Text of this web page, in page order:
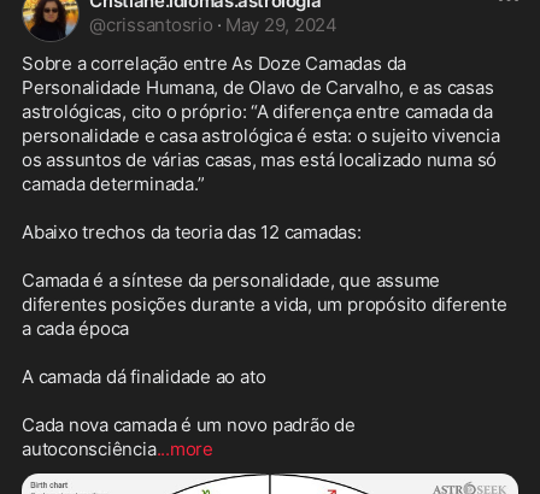
@crissantosrio · May 29, 2024
Sobre a correlação entre As Doze Camadas da
Personalidade Humana, de Olavo de Carvalho, e as casas
astrológicas, cito o próprio: “A diferença entre camada da
personalidade e casa astrológica é esta: o sujeito vivencia
os assuntos de várias casas, mas está localizado numa só
camada determinada.”
Abaixo trechos da teoria das 12 camadas:
Camada é a síntese da personalidade, que assume
diferentes posições durante a vida, um propósito diferente
a cada época
A camada dá finalidade ao ato
Cada nova camada é um novo padrão de
autoconsciência...more